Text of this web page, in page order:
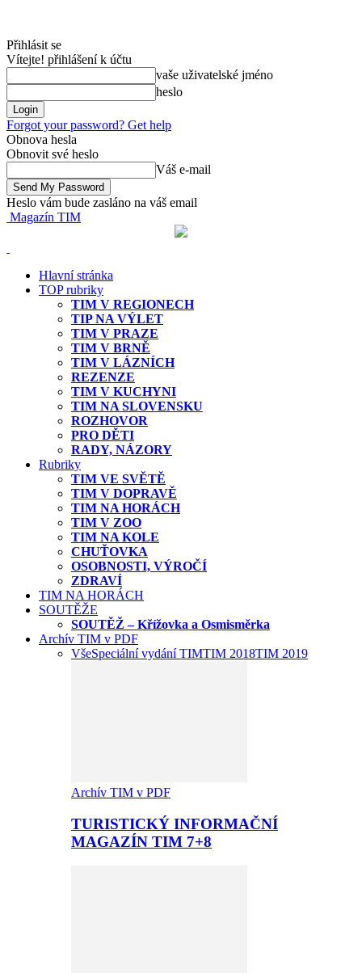
Přihlásit se
Vítejte! přihlášení k účtu
vaše uživatelské jméno
heslo
Forgot your password? Get help
Obnova hesla
Obnovit své heslo
Váš e-mail
Heslo vám bude zasláno na váš email
Magazín TIM
Hlavní stránka
TOP rubriky
TIM V REGIONECH
TIP NA VÝLET
TIM V PRAZE
TIM V BRNĚ
TIM V LÁZNÍCH
REZENZE
TIM V KUCHYNI
TIM NA SLOVENSKU
ROZHOVOR
PRO DĚTI
RADY, NÁZORY
Rubriky
TIM VE SVĚTĚ
TIM V DOPRAVĚ
TIM NA HORÁCH
TIM V ZOO
TIM NA KOLE
CHUŤOVKA
OSOBNOSTI, VÝROČÍ
ZDRAVÍ
TIM NA HORÁCH
SOUTĚŽE
SOUTĚŽ – Křížovka a Osmisměrka
Archív TIM v PDF
VšeSpeciální vydání TIMTIM 2018TIM 2019
Archív TIM v PDF
TURISTICKÝ INFORMAČNÍ
MAGAZÍN TIM 7+8